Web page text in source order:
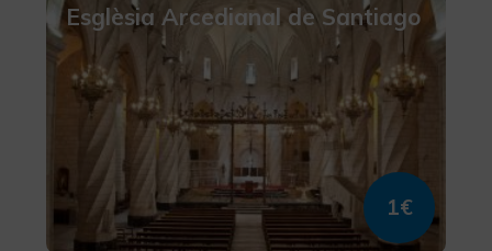
Esglèsia Arcedianal de Santiago
1€